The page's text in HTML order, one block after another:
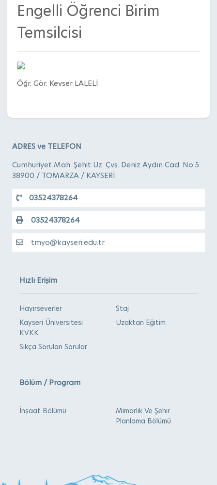
Engelli Öğrenci Birim
Temsilcisi
Öğr. Gör. Kevser LALELİ
ADRES ve TELEFON
Cumhuriyet Mah. Şehit Uz. Çvş. Deniz Aydın Cad. No:5
38900 / TOMARZA / KAYSERİ
03524378264
03524378264
tmyo@kayseri.edu.tr
Hızlı Erişim
Hayırseverler
Staj
Kayseri Üniversitesi
KVKK
Uzaktan Eğitim
Sıkça Sorulan Sorular
Bölüm / Program
İnşaat Bölümü
Mimarlık Ve Şehir
Planlama Bölümü